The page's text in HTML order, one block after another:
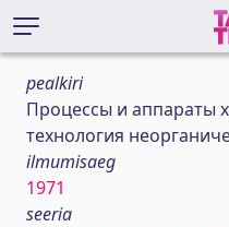
pealkiri
Процессы и аппараты
технология
ilmumisaeg
1971
seeria